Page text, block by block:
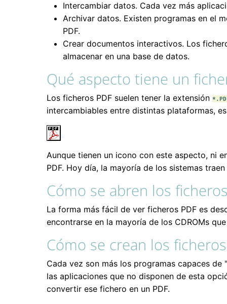
Intercambiar datos. Cada vez más
Archivar datos. Existen programas en el
PDF.
Crear documentos interactivos. Los
almacenar en una base de datos.
Qué aspecto tiene un
Los ficheros PDF suelen tener la extensión
intercambiables entre distintas plataformas,
Aunque tienen un icono con este aspecto, ni
PDF. Hoy día, la mayoría de los sistemas
Cómo se abren los
La forma más fácil de ver ficheros PDF es
encontrarse en la mayoría de los CDROMs
Cómo se crean los
Cada vez son más los programas capaces
las aplicaciones que no disponen de esta
convertir ese fichero en un PDF.